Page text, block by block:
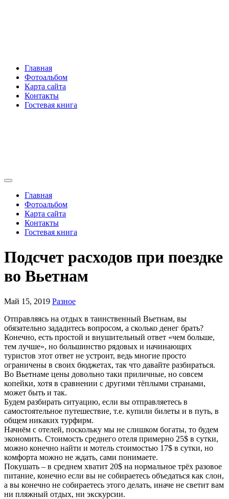
Главная
Фотоальбом
Карта сайта
Контакты
Гостевая книга
Главная
Фотоальбом
Карта сайта
Контакты
Гостевая книга
Подсчет расходов при поездке
во Вьетнам
Май 15, 2019 Разное
Отправляясь на отдых в таинственный Вьетнам, вы
обязательно зададитесь вопросом, а сколько денег брать?
Конечно, есть простой и внушительный ответ «чем больше,
тем лучше», но большинство рядовых и начинающих
туристов этот ответ не устроит, ведь многие просто
ограничены в своих бюджетах, так что давайте разбираться.
Во Вьетнаме цены довольно таки приличные, но совсем
копейки, хотя в сравнении с другими тёплыми странами,
может быть и так.
Будем разбирать ситуацию, если вы отправляетесь в
самостоятельное путешествие, т.е. купили билеты и в путь, в
общем никаких турфирм.
Начнём с отелей, поскольку мы не слишком богаты, то будем
экономить. Стоимость среднего отеля примерно 25$ в сутки,
можно конечно найти и мотель стоимостью 17$ в сутки, но
комфорта можно не ждать, сами понимаете.
Покушать – в среднем хватит 20$ на нормальное трёх разовое
питание, конечно если вы не собираетесь объедаться как слон,
а вы конечно не собираетесь этого делать, иначе не светит вам
ни пляжный отдых, ни экскурсии.